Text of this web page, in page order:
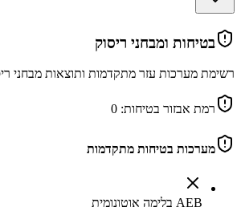
בטיחות ומבחני ריסוק
רשימת מערכות עזר מתקדמות ותוצאות מבחני
רמת אבזור בטיחות: 0
מערכות בטיחות מתקדמות
AEB בלימה אוטונומית